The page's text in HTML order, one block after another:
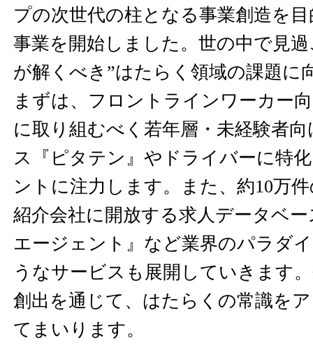
プの次世代の柱となる事業創造を目
事業を開始しました。世の中で見
が解くべき”はたらく領域の課題に
まずは、フロントラインワーカー
に取り組むべく若年層・未経験者
ス『ピタテン』やドライバーに特
ントに注力します。また、約10万
紹介会社に開放する求人データベ
エージェント』など業界のパラダ
うなサービスも展開していきます
創出を通じて、はたらくの常識を
てまいります。